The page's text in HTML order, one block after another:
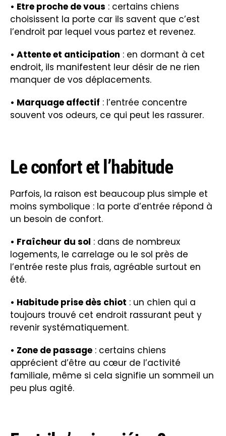
• Etre proche de vous : certains chiens
choisissent la porte car ils savent que c’est
l’endroit par lequel vous partez et revenez.
• Attente et anticipation : en dormant à cet
endroit, ils manifestent leur désir de ne rien
manquer de vos déplacements.
• Marquage affectif : l’entrée concentre
souvent vos odeurs, ce qui peut les rassurer.
Le confort et l’habitude
Parfois, la raison est beaucoup plus simple et
moins symbolique : la porte d’entrée répond à
un besoin de confort.
• Fraîcheur du sol : dans de nombreux
logements, le carrelage ou le sol près de
l’entrée reste plus frais, agréable surtout en
été.
• Habitude prise dès chiot : un chien qui a
toujours trouvé cet endroit rassurant peut y
revenir systématiquement.
• Zone de passage : certains chiens
apprécient d’être au cœur de l’activité
familiale, même si cela signifie un sommeil un
peu plus agité.